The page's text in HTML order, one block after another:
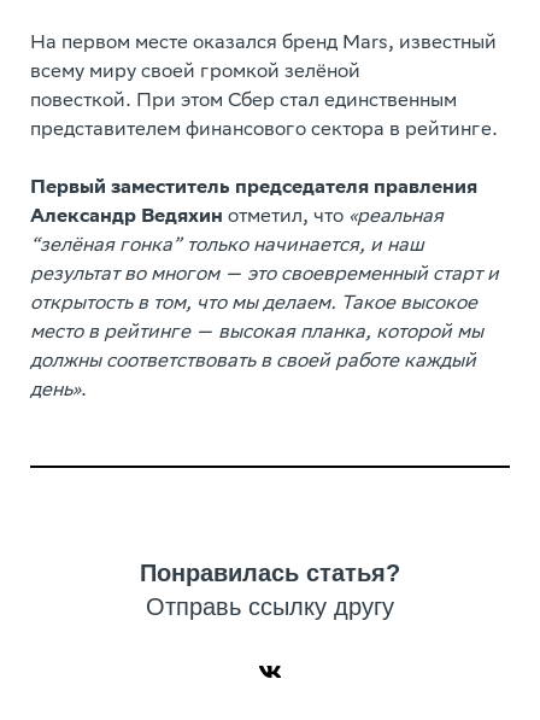
На первом месте оказался бренд Mars, известный
всему миру своей громкой зелёной
повесткой. При этом Сбер стал единственным
представителем финансового сектора в рейтинге.
Первый заместитель председателя правления
Александр Ведяхин отметил, что «реальная
“зелёная гонка” только начинается, и наш
результат во многом — это своевременный старт и
открытость в том, что мы делаем. Такое высокое
место в рейтинге — высокая планка, которой мы
должны соответствовать в своей работе каждый
день».
Понравилась статья?
Отправь ссылку другу